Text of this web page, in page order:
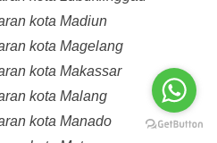
kota Madiun
kota Magelang
kota Makassar
kota Malang
kota Manado